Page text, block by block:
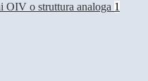
OIV o struttura analoga 1